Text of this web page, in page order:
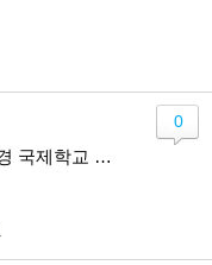
[초등~고등 대상] 6박 7일 북경 국제학교 체험! 글로벌 리더십 캠프 참가자 모집
0